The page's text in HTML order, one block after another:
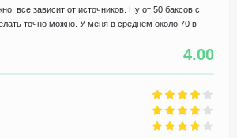
все зависит от источников. Ну от 50 баксов с
точно можно. У меня в среднем около 70 в
4.00